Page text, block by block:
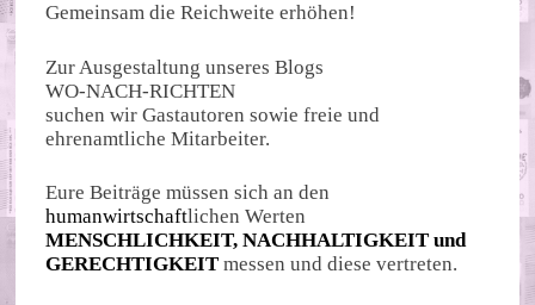
Gemeinsam die Reichweite erhöhen!
Zur Ausgestaltung unseres Blogs
WO-NACH-RICHTEN
suchen wir Gastautoren sowie freie und
ehrenamtliche Mitarbeiter.
Eure Beiträge müssen sich an den
humanwirtschaftlichen Werten
MENSCHLICHKEIT, NACHHALTIGKEIT und
GERECHTIGKEIT messen und diese vertreten.